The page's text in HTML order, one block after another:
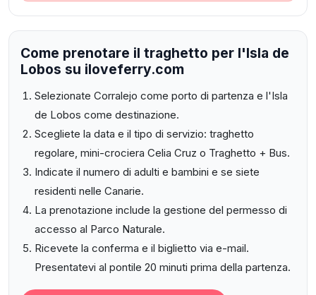
Come prenotare il traghetto per l'Isla de
Lobos su iloveferry.com
Selezionate Corralejo come porto di partenza e l'Isla
de Lobos come destinazione.
Scegliete la data e il tipo di servizio: traghetto
regolare, mini-crociera Celia Cruz o Traghetto + Bus.
Indicate il numero di adulti e bambini e se siete
residenti nelle Canarie.
La prenotazione include la gestione del permesso di
accesso al Parco Naturale.
Ricevete la conferma e il biglietto via e-mail.
Presentatevi al pontile 20 minuti prima della partenza.